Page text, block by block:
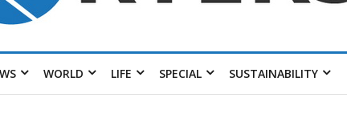
WORLD LIFE SPECIAL SUSTAINABILITY